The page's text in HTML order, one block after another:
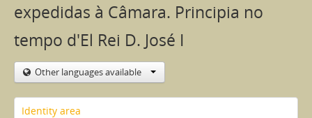
expedidas à Câmara. Principia no
tempo d'El Rei D. José I
Other languages available
Identity area